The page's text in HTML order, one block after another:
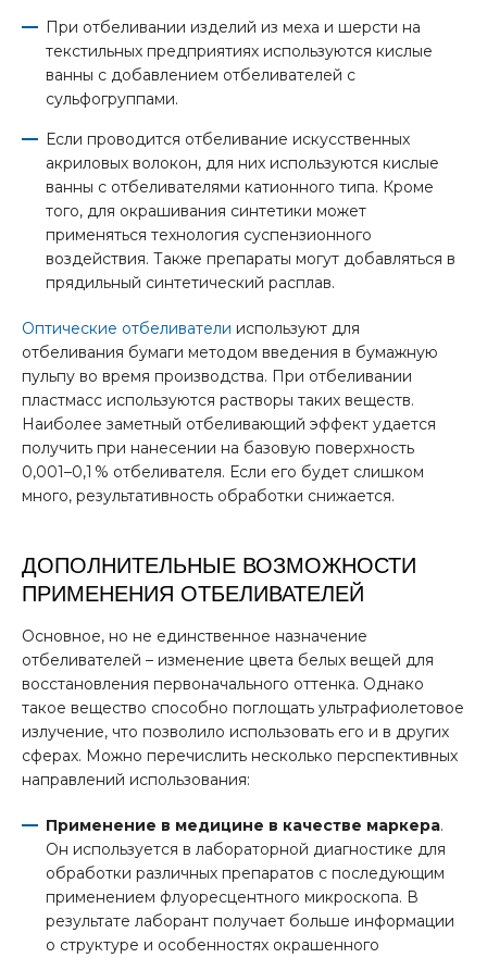
При отбеливании изделий из меха и шерсти на
текстильных предприятиях используются кислые
ванны с добавлением отбеливателей с
сульфогруппами.
Если проводится отбеливание искусственных
акриловых волокон, для них используются кислые
ванны с отбеливателями катионного типа. Кроме
того, для окрашивания синтетики может
применяться технология суспензионного
воздействия. Также препараты могут добавляться в
прядильный синтетический расплав.
Оптические отбеливатели используют для
отбеливания бумаги методом введения в бумажную
пульпу во время производства. При отбеливании
пластмасс используются растворы таких веществ.
Наиболее заметный отбеливающий эффект удается
получить при нанесении на базовую поверхность
0,001–0,1 % отбеливателя. Если его будет слишком
много, результативность обработки снижается.
ДОПОЛНИТЕЛЬНЫЕ ВОЗМОЖНОСТИ
ПРИМЕНЕНИЯ ОТБЕЛИВАТЕЛЕЙ
Основное, но не единственное назначение
отбеливателей – изменение цвета белых вещей для
восстановления первоначального оттенка. Однако
такое вещество способно поглощать ультрафиолетовое
излучение, что позволило использовать его и в других
сферах. Можно перечислить несколько перспективных
направлений использования:
Применение в медицине в качестве маркера.
Он используется в лабораторной диагностике для
обработки различных препаратов с последующим
применением флуоресцентного микроскопа. В
результате лаборант получает больше информации
о структуре и особенностях окрашенного